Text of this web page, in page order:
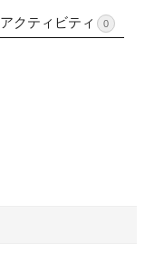
アクティビティ 0